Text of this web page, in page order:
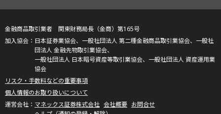
金融商品取引業者 関東財務局長（金商）第165号
日本証券業協会、一般社団法人 第二種金融商品取引業協会、一般社
団法人 金融先物取引業協会、
一般社団法人 日本暗号資産等取引業協会、一般社団法人 資産運用業
協会
リスク・手数料などの重要事項
個人情報のお取り扱いについて
マネックス証券株式会社 会社概要 お問合せ